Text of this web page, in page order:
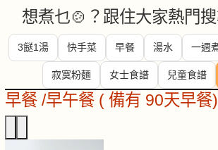
想煮乜🍲？跟住大家熱門
3餸1湯 快手菜 早餐 湯水 一週
寂寞粉麵 女士食譜 兒童食譜
早餐 /早午餐 ( 備有 90天早餐)